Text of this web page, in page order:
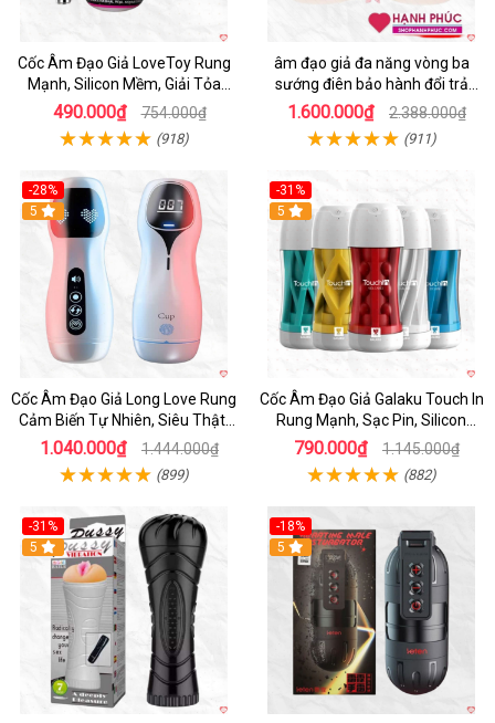
Cốc Âm Đạo Giả LoveToy Rung
Mạnh, Silicon Mềm, Giải Tỏa
Sinh Lý
490.000₫ 754.000₫
(918)
âm đạo giả đa năng vòng ba
sướng điên bảo hành đổi trả
nhanh
1.600.000₫ 2.388.000₫
(911)
-28%
5
Cốc Âm Đạo Giả Long Love Rung
Cảm Biến Tự Nhiên, Siêu Thật,
Sướng
1.040.000₫ 1.444.000₫
(899)
-31%
Hot
5
Cốc Âm Đạo Giả Galaku Touch In
Rung Mạnh, Sạc Pin, Silicon
Mềm
790.000₫ 1.145.000₫
(882)
-31%
5
-18%
5